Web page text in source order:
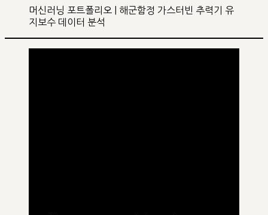
머신러닝 포트폴리오 | 해군함정 가스터빈 추력기 유
지보수 데이터 분석